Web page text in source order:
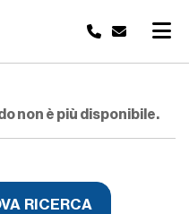
non è più disponibile.
RICERCA